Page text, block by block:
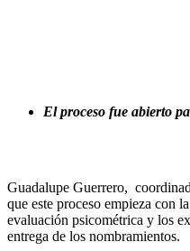
El proceso fue abierto
Guadalupe Guerrero,
que este proceso empieza con
evaluación psicométrica y los
entrega de los nombramientos.